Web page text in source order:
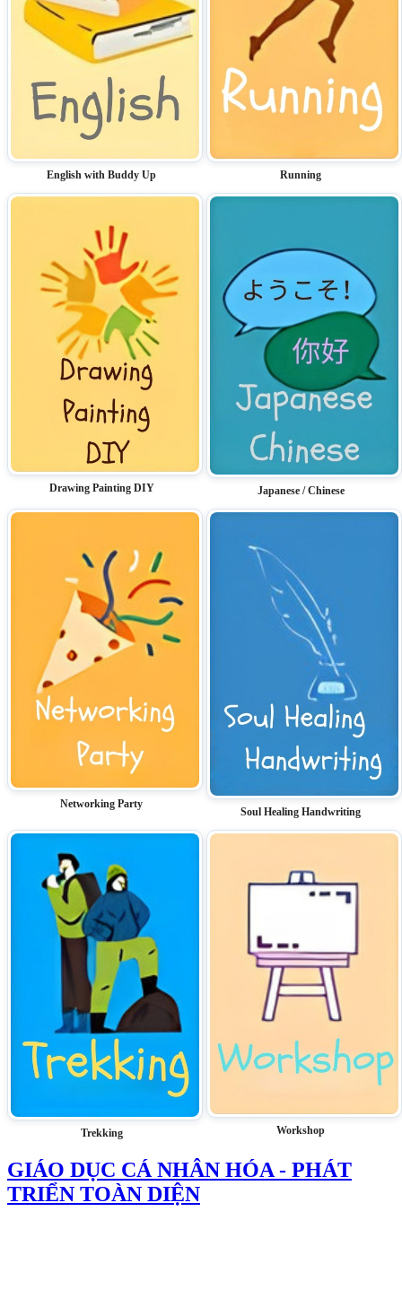
English with Buddy Up Running
Drawing Painting DIY Japanese / Chinese
Networking Party
Soul Healing Handwriting
Trekking Workshop
GIÁO DỤC CÁ NHÂN HÓA - PHÁT
TRIỂN TOÀN DIỆN